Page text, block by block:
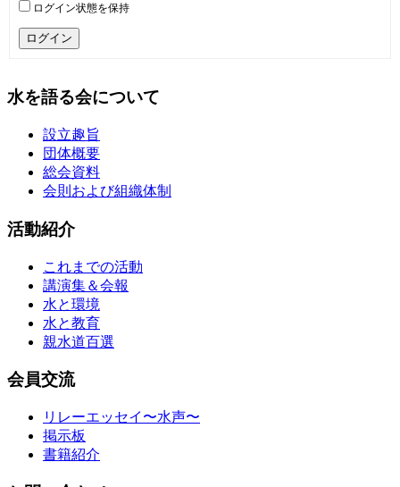
ログイン状態を保持
ログイン
水を語る会について
設立趣旨
団体概要
総会資料
会則および組織体制
活動紹介
これまでの活動
講演集＆会報
水と環境
水と教育
親水道百選
会員交流
リレーエッセイ〜水声〜
掲示板
書籍紹介